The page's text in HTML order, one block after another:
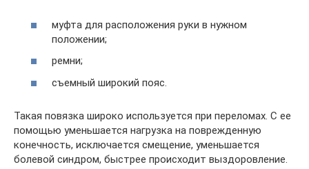
муфта для расположения руки в нужном
положении;
ремни;
съемный широкий пояс.
Такая повязка широко используется при переломах. С ее
помощью уменьшается нагрузка на поврежденную
конечность, исключается смещение, уменьшается
болевой синдром, быстрее происходит выздоровление.